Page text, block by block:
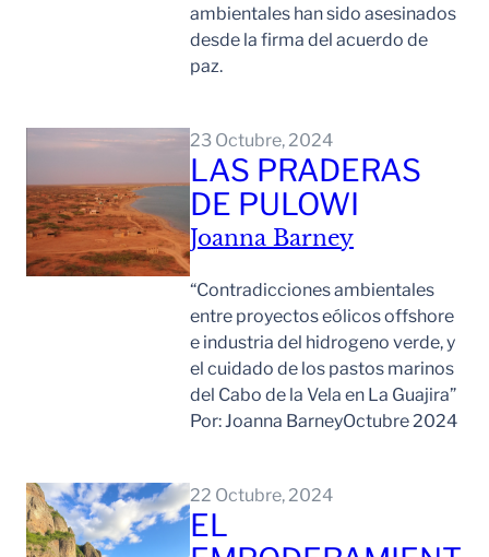
ambientales han sido asesinados
desde la firma del acuerdo de
paz.
23 Octubre, 2024
LAS PRADERAS
DE PULOWI
Joanna Barney
“Contradicciones ambientales
entre proyectos eólicos offshore
e industria del hidrogeno verde, y
el cuidado de los pastos marinos
del Cabo de la Vela en La Guajira”
Por: Joanna BarneyOctubre 2024
22 Octubre, 2024
EL